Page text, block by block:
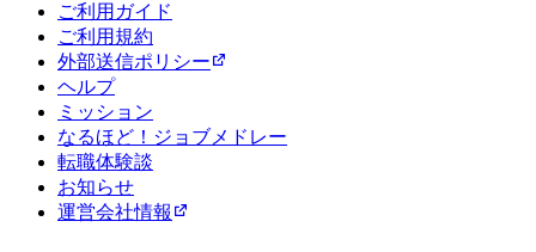
ご利用ガイド
ご利用規約
外部送信ポリシー
ヘルプ
ミッション
なるほど！ジョブメドレー
転職体験談
お知らせ
運営会社情報